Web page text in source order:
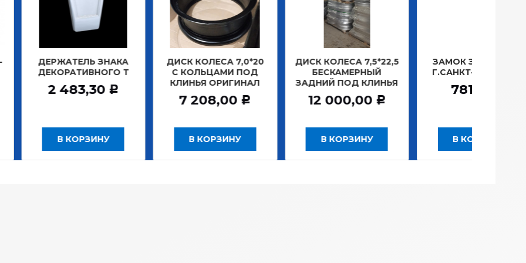
ЗНАКА
Т
Р
ДИСК КОЛЕСА 7,0*20
С КОЛЬЦАМИ ПОД
КЛИНЬЯ ОРИГИНАЛ
Р
ДИСК КОЛЕСА 7,5*22,5
БЕСКАМЕРНЫЙ
ЗАДНИЙ ПОД КЛИНЬЯ
12 000,00 Р
ЗАМОК ЗАЖИГАНИЯ
Г.САНКТ-ПЕТЕРБУРГ
781,20